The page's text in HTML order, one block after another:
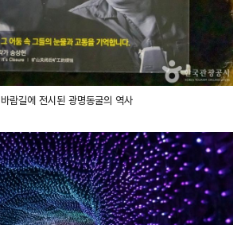
바람길에 전시된 광명동굴의 역사